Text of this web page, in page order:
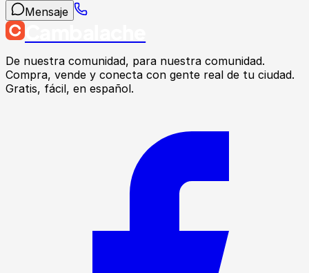
Mensaje
De nuestra comunidad, para nuestra comunidad.
Compra, vende y conecta con gente real de tu ciudad.
Gratis, fácil, en español.